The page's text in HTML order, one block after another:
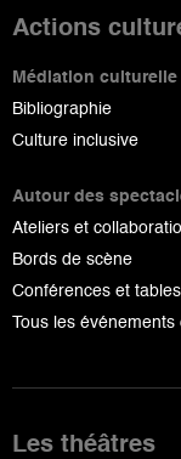
Actions
Médiation culturelle
Bibliographie
Culture inclusive
Autour des
Ateliers et
Bords de scène
Conférences et
Tous les événements
Les théâtres